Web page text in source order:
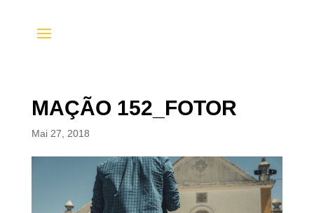
MAÇÃO 152_FOTOR
Mai 27, 2018